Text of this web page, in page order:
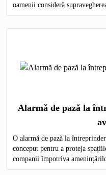
oamenii consideră
precum și avantajele asociate
Alarmă de pază la
O alarmă de pază la
conceput pentru a proteja
companii împotriva
nedorite.